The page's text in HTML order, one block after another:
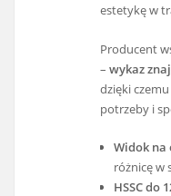
estetykę w
Producent
–wykaz
dzięki
potrzeby i
Widok na
różnicę w
HSSC do